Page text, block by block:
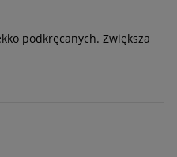
podkręcanych. Zwiększa